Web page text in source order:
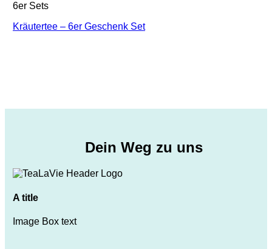
6er Sets
Kräutertee – 6er Geschenk Set
Dein Weg zu uns
A title
Image Box text